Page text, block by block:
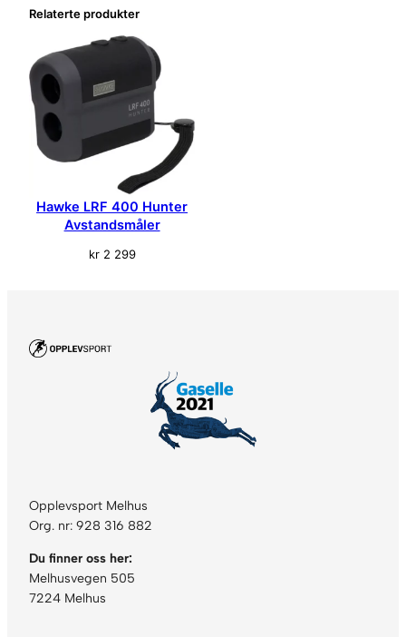
Relaterte produkter
Hawke LRF 400 Hunter
Avstandsmåler
kr2 299
Opplevsport Melhus
Org. nr: 928 316 882
Du finner oss her:
Melhusvegen 505
7224 Melhus